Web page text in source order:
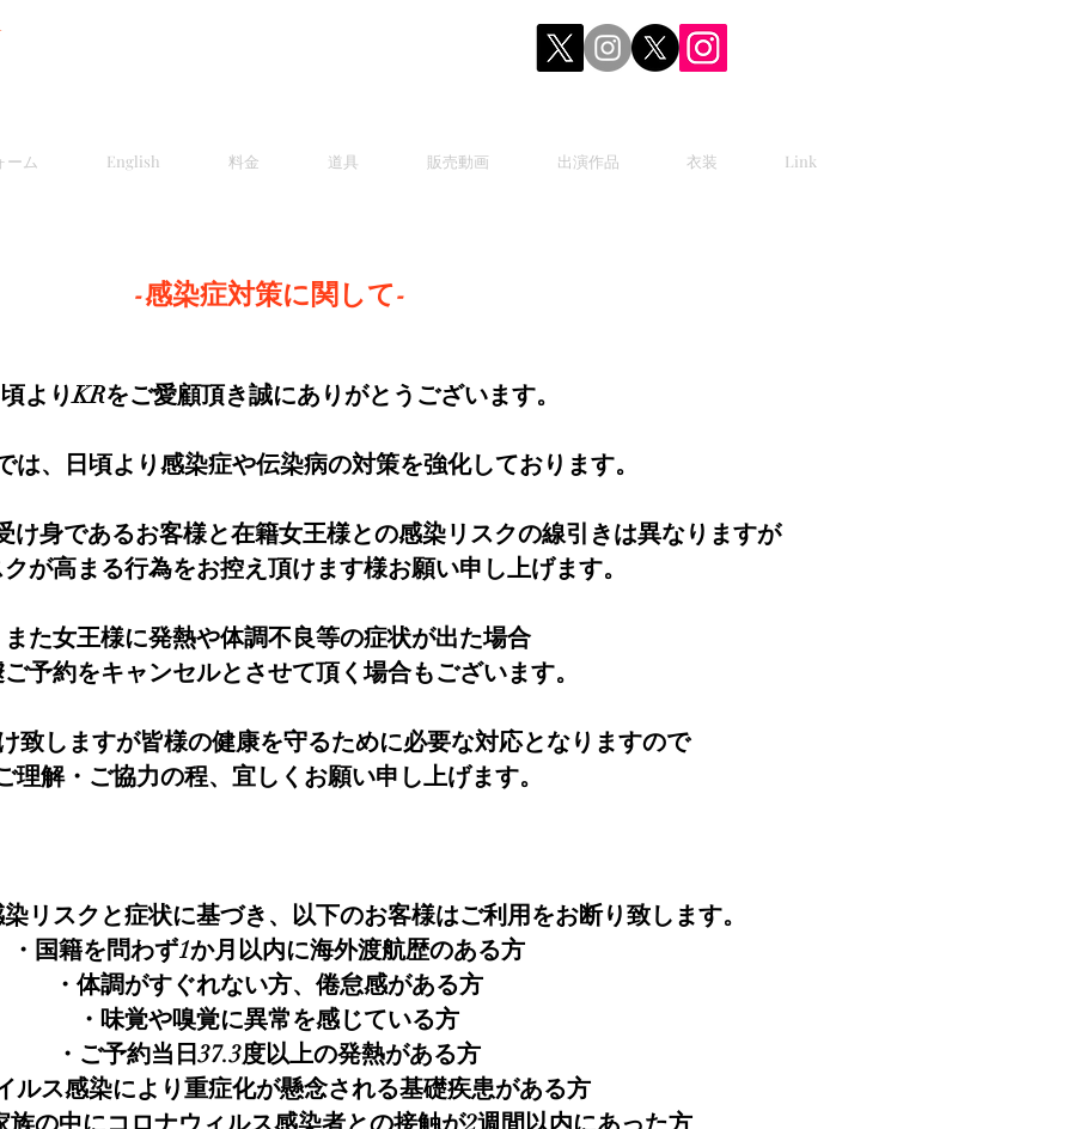
PROFESSIONAL MISTRESS
ーム English 料金 道具 販売動画 出演作品 衣装 Link
-感染症対策に関して-
頃よりKRをご愛顧頂き誠にありがとうございます。
は、日頃より感染症や伝染病の対策を強化しております。
け身であるお客様と在籍女王様との感染リスクの線引きは異なりますが
が高まる行為をお控え頂けます様お願い申し上げます。
また女王様に発熱や体調不良等の症状が出た場合
予約をキャンセルとさせて頂く場合もございます。
致しますが皆様の健康を守るために必要な対応となりますので
理解・ご協力の程、宜しくお願い申し上げます。
リスクと症状に基づき、以下のお客様はご利用をお断り致します。
・国籍を問わず1か月以内に海外渡航歴のある方
・体調がすぐれない方、倦怠感がある方
・味覚や嗅覚に異常を感じている方
・ご予約当日37.3度以上の発熱がある方
ルス感染により重症化が懸念される基礎疾患がある方